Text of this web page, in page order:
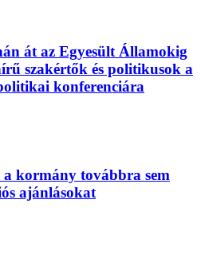
át az Egyesült Államokig
szakértők és politikusok a
konferenciára
a kormány továbbra sem
ajánlásokat